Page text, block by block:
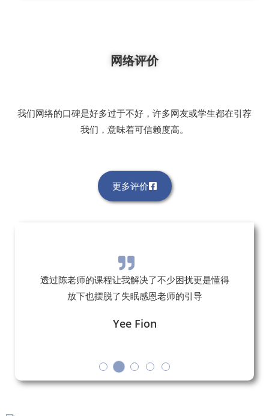
网络评价
我们网络的口碑是好多过于不好，许多网友或学生都在引荐
我们，意味着可信赖度高。
更多评价
透过陈老师的课程让我解决了不少困扰更是懂得
放下也摆脱了失眠感恩老师的引导
Yee Fion